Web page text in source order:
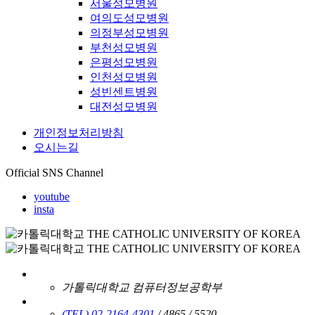
서울성모병원
여의도성모병원
의정부성모병원
부천성모병원
은평성모병원
인천성모병원
성빈센트병원
대전성모병원
개인정보처리방침
오시는길
Official SNS Channel
youtube
insta
가톨릭대학교 컴퓨터정보공학부